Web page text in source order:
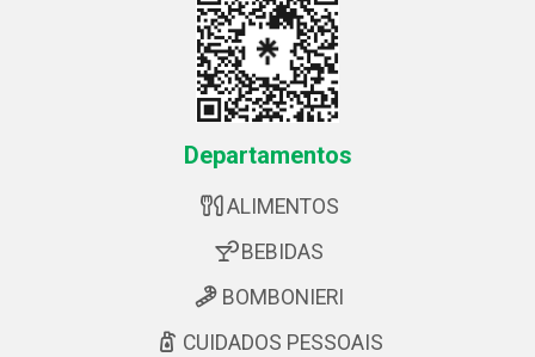
Departamentos
ALIMENTOS
BEBIDAS
BOMBONIERI
CUIDADOS PESSOAIS